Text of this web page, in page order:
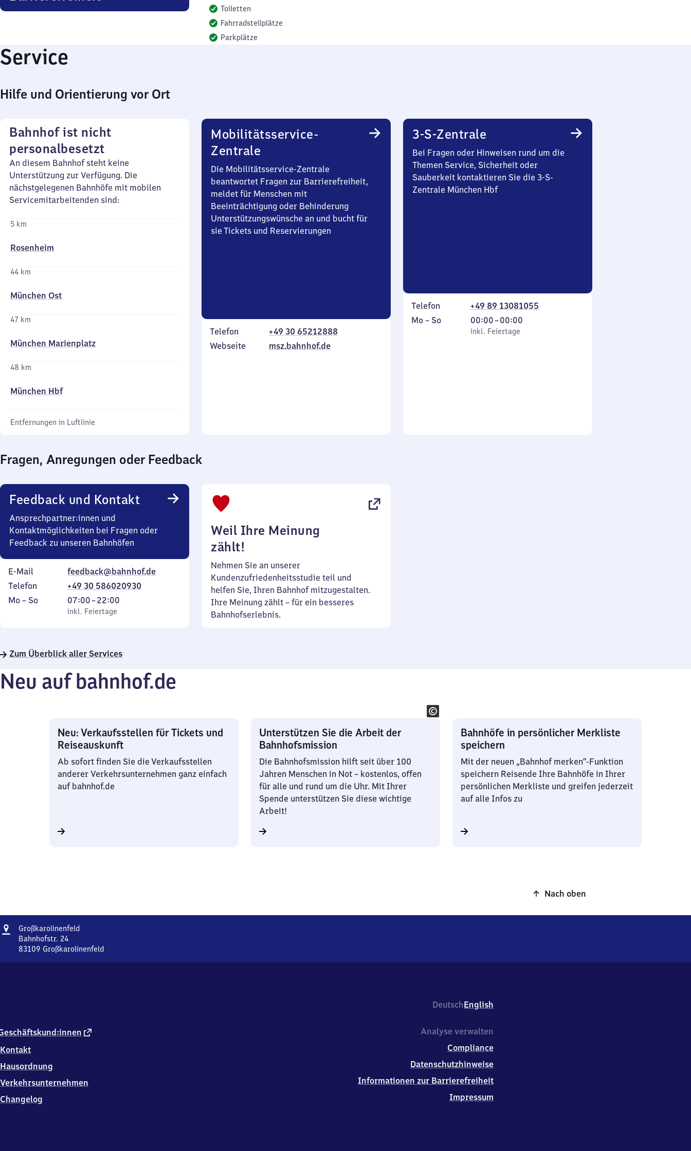
Toiletten
Fahrradstellplätze
Parkplätze
Service
Hilfe und Orientierung vor Ort
Bahnhof ist nicht
personalbesetzt
An diesem Bahnhof steht keine
Unterstützung zur Verfügung. Die
nächstgelegenen Bahnhöfe mit mobilen
Servicemitarbeitenden sind:
5 km
Rosenheim
44 km
München Ost
47 km
München Marienplatz
48 km
München Hbf
Entfernungen in Luftlinie
Mobilitätsservice-
Zentrale
Die Mobilitätsservice-Zentrale
beantwortet Fragen zur Barrierefreiheit,
meldet für Menschen mit
Beeinträchtigung oder Behinderung
Unterstützungswünsche an und bucht für
sie Tickets und Reservierungen
Telefon
+49 30 65212888
Webseite
msz.bahnhof.de
3-S-Zentrale
Bei Fragen oder Hinweisen rund um die
Themen Service, Sicherheit oder
Sauberkeit kontaktieren Sie die 3-S-
Zentrale München Hbf
Telefon
+49 89 13081055
Montag
Mo – So,
inkl. Feiertage
00:00–00:00
Von
0
inkl. Feiertage
Fragen, Anregungen oder Feedback
Feedback und Kontakt
Ansprechpartner:innen und
Kontaktmöglichkeiten bei Fragen oder
Feedback zu unseren Bahnhöfen
E-Mail
feedback@bahnhof.de
Telefon
+49 30 586020930
Montag
Mo – So,
inkl. Feiertage
07:00–22:00
Von
7
22
inkl. Feiertage
Weil Ihre Meinung
zählt!
Nehmen Sie an unserer
Kundenzufriedenheitsstudie teil und
helfen Sie, Ihren Bahnhof mitzugestalten.
Ihre Meinung zählt – für ein besseres
Bahnhofserlebnis.
Zum Überblick aller Services
Neu auf bahnhof.de
Neu: Verkaufsstellen für Tickets und
Reiseauskunft
Ab sofort finden Sie die Verkaufsstellen
anderer Verkehrsunternehmen ganz einfach
auf bahnhof.de
Unterstützen Sie die Arbeit der
Bahnhofsmission
Die Bahnhofsmission hilft seit über 100
Jahren Menschen in Not – kostenlos, offen
für alle und rund um die Uhr. Mit Ihrer
Spende unterstützen Sie diese wichtige
Arbeit!
Bahnhöfe in persönlicher Merkliste
speichern
Mit der neuen „Bahnhof merken“-Funktion
speichern Reisende Ihre Bahnhöfe in Ihrer
persönlichen Merkliste und greifen jederzeit
auf alle Infos zu
Nach oben
Adresse
GroßkarolinenfeldGroßkarolinenfeld
Bahnhofstr. 24
83109 Großkarolinenfeld
9
DeutschEnglish
externer
Kontakt
Hausordnung
Verkehrsunternehmen
Changelog
Analyse verwalten
Compliance
Datenschutzhinweise
Informationen zur Barrierefreiheit
Impressum